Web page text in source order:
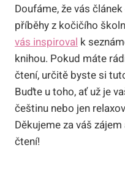
Doufáme, že vás
příběhy z kočičího
vás inspiroval k
knihou. Pokud máte
čtení, určitě byste si
Buďte u toho, ať už je
češtinu nebo jen
Děkujeme za váš
čtení!